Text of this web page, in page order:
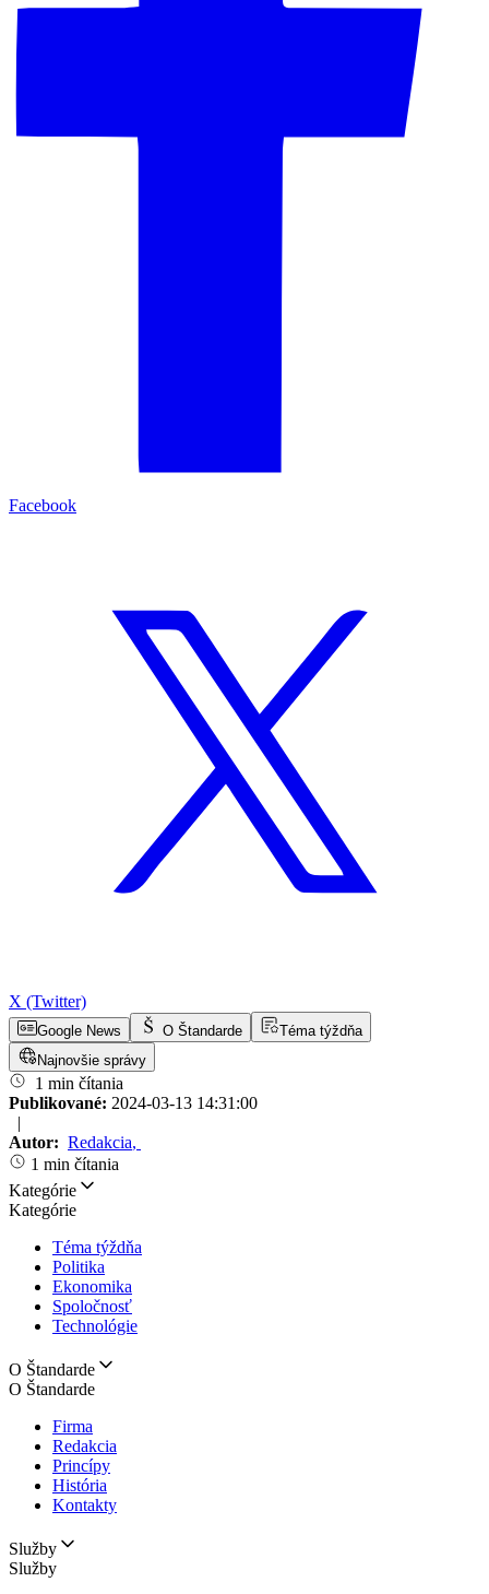
Facebook
X (Twitter)
Google News O Štandarde
Téma týždňa
Najnovšie správy
1 min čítania
Publikované: 2024-03-13 14:31:00
|
Autor: Redakcia,
1 min čítania
Kategórie
Kategórie
Téma týždňa
Politika
Ekonomika
Spoločnosť
Technológie
O Štandarde
O Štandarde
Firma
Redakcia
Princípy
História
Kontakty
Služby
Služby